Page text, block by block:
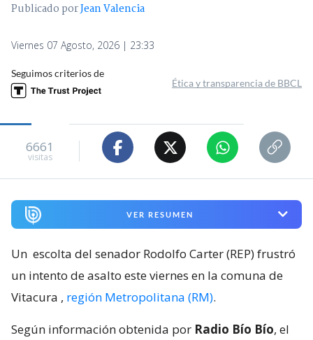
Publicado porJean Valencia
Viernes 07 Agosto, 2026 | 23:33
Seguimos criterios de
Ética y transparencia de BBCL
6661
visitas
VER RESUMEN
Un escolta del senador Rodolfo Carter (REP) frustró
un intento de asalto este viernes en la comuna de
Vitacura , región Metropolitana (RM).
Según información obtenida por Radio Bío Bío, el